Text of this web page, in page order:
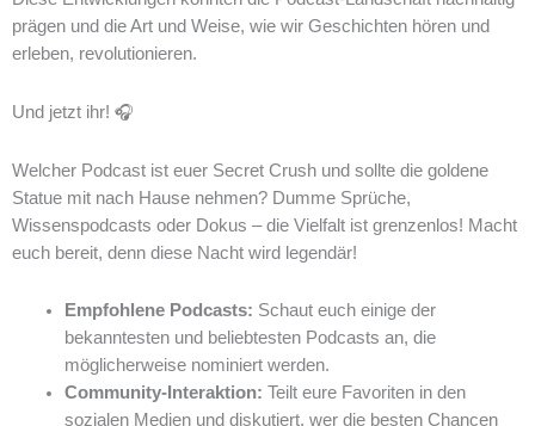
prägen und die Art und Weise, wie wir Geschichten hören und
erleben, revolutionieren.
Und jetzt ihr! 🎧
Welcher Podcast ist euer Secret Crush und sollte die goldene
Statue mit nach Hause nehmen? Dumme Sprüche,
Wissenspodcasts oder Dokus – die Vielfalt ist grenzenlos! Macht
euch bereit, denn diese Nacht wird legendär!
Empfohlene Podcasts: Schaut euch einige der
bekanntesten und beliebtesten Podcasts an, die
möglicherweise nominiert werden.
Community-Interaktion: Teilt eure Favoriten in den
sozialen Medien und diskutiert, wer die besten Chancen